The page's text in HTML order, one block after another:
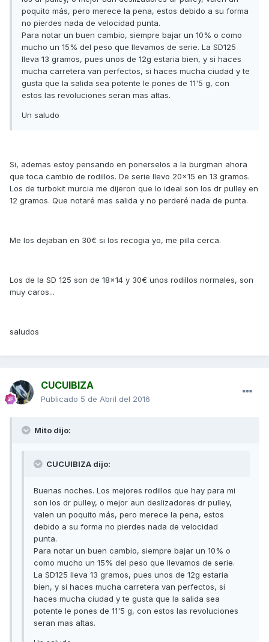
poquito más, pero merece la pena, estos debido a su forma
no pierdes nada de velocidad punta.
Para notar un buen cambio, siempre bajar un 10% o como
mucho un 15% del peso que llevamos de serie. La SD125
lleva 13 gramos, pues unos de 12g estaria bien, y si haces
mucha carretera van perfectos, si haces mucha ciudad y te
gusta que la salida sea potente le pones de 11'5 g, con
estos las revoluciones seran mas altas.
Un saludo
Si, ademas estoy pensando en ponerselos a la burgman ahora
que toca cambio de rodillos. De serie llevo 20x15 en 13 gramos.
Los de turbokit murcia me dijeron que lo ideal son los dr pulley en
12 gramos. Que notaré mas salida y no perderé nada de punta.
Me los dejaban en 30€ si los recogia yo, me pilla cerca.
Los de la SD 125 son de 18x14 y 30€ unos rodillos normales, son
muy caros...
saludos
CUCUIBIZA
Publicado 5 de Abril del 2016
Mito dijo:
CUCUIBIZA dijo:
Buenas noches. Los mejores rodillos que hay para mi
son los dr pulley, o mejor aun deslizadores dr pulley,
valen un poquito más, pero merece la pena, estos
debido a su forma no pierdes nada de velocidad
punta.
Para notar un buen cambio, siempre bajar un 10% o
como mucho un 15% del peso que llevamos de serie.
La SD125 lleva 13 gramos, pues unos de 12g estaria
bien, y si haces mucha carretera van perfectos, si
haces mucha ciudad y te gusta que la salida sea
potente le pones de 11'5 g, con estos las revoluciones
seran mas altas.